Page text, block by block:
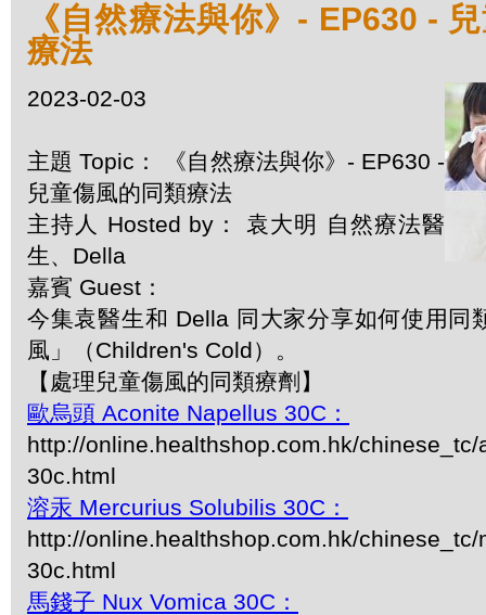
《自然療法與你》- EP630 -
療法
2023-02-03
主題 Topic： 《自然療法與你》- EP630 -
兒童傷風的同類療法
主持人 Hosted by： 袁大明 自然療法醫
生、Della
嘉賓 Guest：
今集袁醫生和 Della 同大家分享如何使用同
風」（Children's Cold）。
【處理兒童傷風的同類療劑】
歐烏頭 Aconite Napellus 30C：
http://online.healthshop.com.hk/
30c.html
溶汞 Mercurius Solubilis 30C：
http://online.healthshop.com.hk/
30c.html
馬錢子 Nux Vomica 30C：